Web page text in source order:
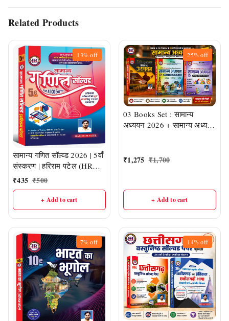
Related Products
13%off
सामान्य गणित सॉल्व्ड 2026 | 5वाँ
संस्करण | हरिराम पटेल (HR
Publication)
₹435 ₹500
+ Add to cart
25%off
03 Books Set : सामान्य
अध्ययन 2026 + सामान्य अध्ययन
परीक्षाओं पर आधारित) | हरिराम
₹1,275 ₹1,700
+ Add to cart
7%off 14%off